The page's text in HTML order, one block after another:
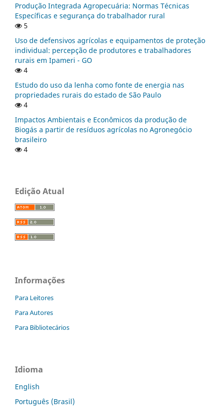
Produção Integrada Agropecuária: Normas Técnicas
Específicas e segurança do trabalhador rural
5
Uso de defensivos agrícolas e equipamentos de proteção
individual: percepção de produtores e trabalhadores
rurais em Ipameri - GO
4
Estudo do uso da lenha como fonte de energia nas
propriedades rurais do estado de São Paulo
4
Impactos Ambientais e Econômicos da produção de
Biogás a partir de resíduos agrícolas no Agronegócio
brasileiro
4
Edição Atual
Informações
Para Leitores
Para Autores
Para Bibliotecários
Idioma
English
Português (Brasil)